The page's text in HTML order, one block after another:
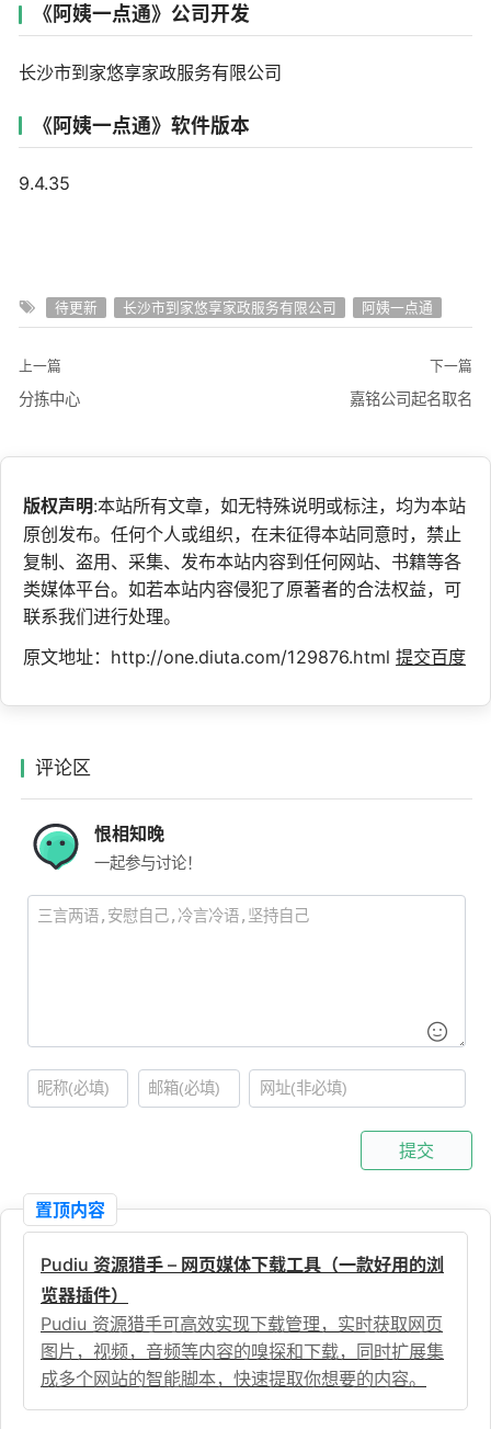
《阿姨一点通》公司开发
长沙市到家悠享家政服务有限公司
《阿姨一点通》软件版本
9.4.35
待更新 长沙市到家悠享家政服务有限公司 阿姨一点通
上一篇
分拣中心
下一篇
嘉铭公司起名取名
版权声明:本站所有文章，如无特殊说明或标注，均为本站
原创发布。任何个人或组织，在未征得本站同意时，禁止
复制、盗用、采集、发布本站内容到任何网站、书籍等各
类媒体平台。如若本站内容侵犯了原著者的合法权益，可
联系我们进行处理。
原文地址：http://one.diuta.com/129876.html 提交百度
评论区
恨相知晚
一起参与讨论！
提交
置顶内容
Pudiu 资源猎手 – 网页媒体下载工具（一款好用的浏
览器插件）
Pudiu 资源猎手可高效实现下载管理，实时获取网页
图片，视频，音频等内容的嗅探和下载，同时扩展集
成多个网站的智能脚本，快速提取你想要的内容。